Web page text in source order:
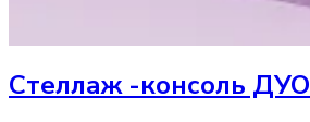
Стеллаж -консоль ДУО